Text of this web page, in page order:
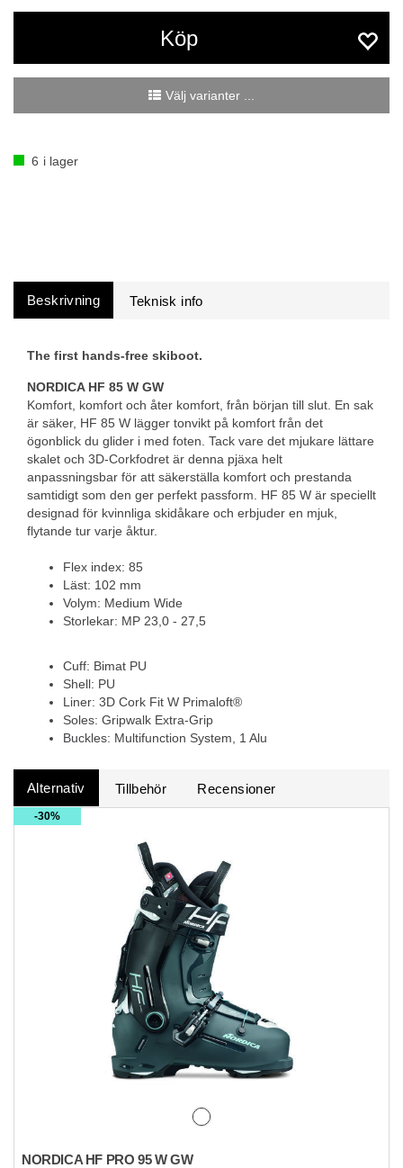
Köp
Välj varianter ...
6 i lager
Beskrivning
The first hands-free skiboot.
NORDICA HF 85 W GW
Komfort, komfort och åter komfort, från början till slut. En sak
är säker, HF 85 W lägger tonvikt på komfort från det
ögonblick du glider i med foten. Tack vare det mjukare lättare
skalet och 3D-Corkfodret är denna pjäxa helt
anpassningsbar för att säkerställa komfort och prestanda
samtidigt som den ger perfekt passform. HF 85 W är speciellt
designad för kvinnliga skidåkare och erbjuder en mjuk,
flytande tur varje åktur.
Flex index: 85
Läst: 102 mm
Volym: Medium Wide
Storlekar: MP 23,0 - 27,5
Cuff: Bimat PU
Shell: PU
Liner: 3D Cork Fit W Primaloft®
Soles: Gripwalk Extra-Grip
Buckles: Multifunction System, 1 Alu
Alternativ Tillbehör Recensioner
30%
NORDICA HF PRO 95 W GW